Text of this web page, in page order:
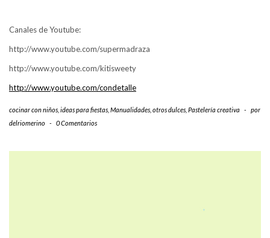
Canales de Youtube:
http://www.youtube.com/supermadraza
http://www.youtube.com/kitisweety
http://www.youtube.com/condetalle
cocinar con niños ideas para fiestas Manualidades otros dulces Pastelería creativa -
por
delriomerino - 0 Comentarios